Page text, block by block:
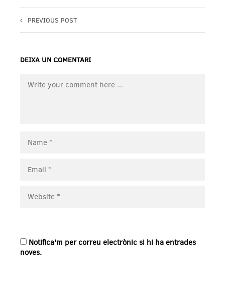
PREVIOUS POST
DEIXA UN COMENTARI
Notifica'm per correu electrònic si hi ha entrades
noves.